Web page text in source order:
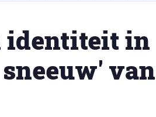
identiteit in